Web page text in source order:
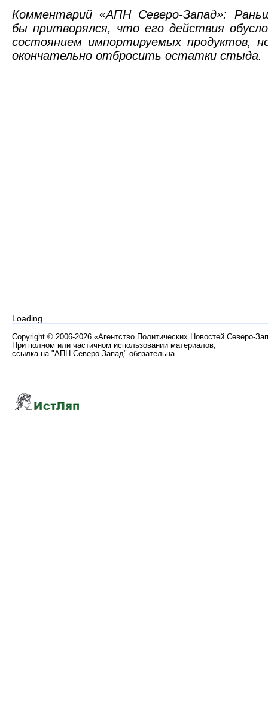
Комментарий «АПН Северо-Запад»:
бы притворялся, что его действия
состоянием импортируемых продуктов,
окончательно отбросить остатки стыда.
Loading...
Copyright © 2006-2026 «Агентство Политических Новостей Северо-
При полном или частичном использовании материалов,
ссылка на "АПН Северо-Запад" обязательна